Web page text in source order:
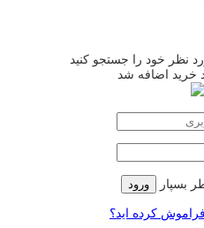
نظر خود را جستجو کنید
خرید اضافه شد
بسپار ورود
کرده اید؟